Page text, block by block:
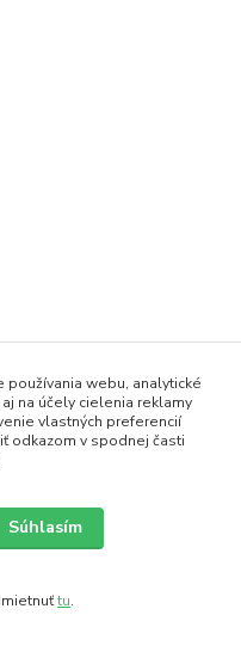
is licensed by CC 3.0 BY
používania webu, analytické
na účely cielenia reklamy
vlastných preferencií
odkazom v spodnej časti
Súhlasím
tu.